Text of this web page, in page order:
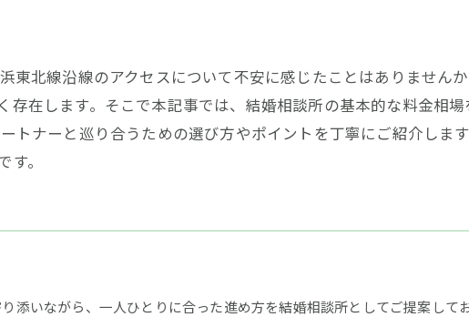
北線沿線のアクセスについて不安に感じたことはありません
在します。そこで本記事では、結婚相談所の基本的な料金相
トナーと巡り合うための選び方やポイントを丁寧にご紹介しま
。
添いながら、一人ひとりに合った進め方を結婚相談所としてご提案して